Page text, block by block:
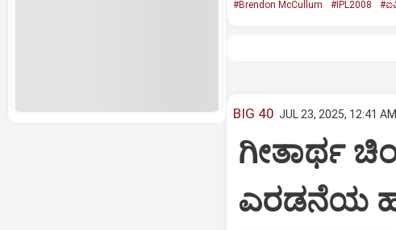
#Brendon McCullum #IPL2008
BIG 40 JUL 23, 2025, 12:41
ಗೀತಾರ್ಥ
ಎರಡನೆಯ